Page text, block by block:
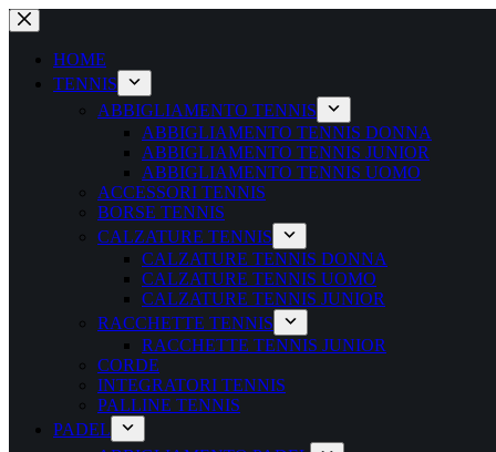
Salta
al
contenutoHOME
TENNIS
ABBIGLIAMENTO TENNIS
ABBIGLIAMENTO TENNIS DONNA
ABBIGLIAMENTO TENNIS JUNIOR
ABBIGLIAMENTO TENNIS UOMO
ACCESSORI TENNIS
BORSE TENNIS
CALZATURE TENNIS
CALZATURE TENNIS DONNA
CALZATURE TENNIS UOMO
CALZATURE TENNIS JUNIOR
RACCHETTE TENNIS
RACCHETTE TENNIS JUNIOR
CORDE
INTEGRATORI TENNIS
PALLINE TENNIS
PADEL